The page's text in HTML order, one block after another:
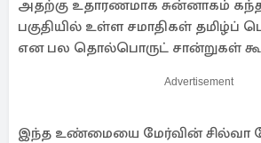
அதற்கு உதாரணமாக சுன்னாகம்
பகுதியில் உள்ள சமாதிகள் தமிழ்ப்
என பல தொல்பொருட் சான்றுகள்
Advertisement
இந்த உண்மையை மேர்வின்